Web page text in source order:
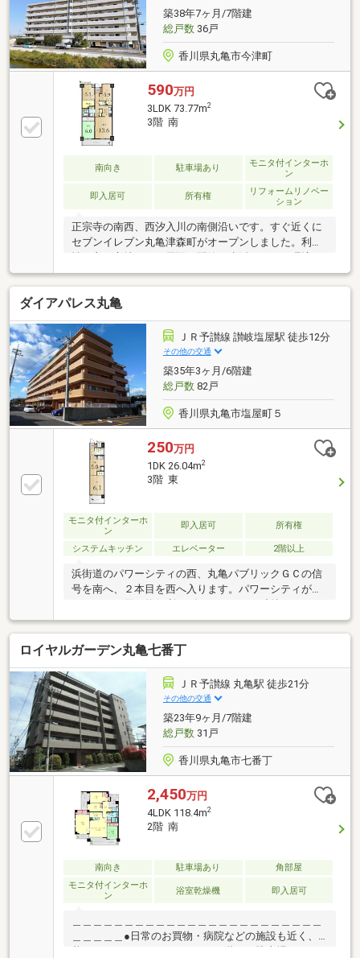
築38年7ヶ月/7階建
総戸数36戸
香川県丸亀市今津町
590万円
3LDK 73.77m2
3階 南
南向き 駐車場あり
モニタ付インターホ
ン
即入居可 所有権
リフォームリノベー
ション
正宗寺の南西、西汐入川の南側沿いです。すぐ近くに
セブンイレブン丸亀津森町がオープンしました。利便
整っています。建物は築年数が経過していますが穴吹
ハウジングサービスの全部委託管理で維持修繕含め管
理状態良好。共用部の掃除等も行き届いていてきれい
です。エントランス内には宅配ＢＯＸの設置もござい
ます。お部屋は３階の３ＬＤＫ。過去リフォーム履歴
があり、使用状態が良くそのままお住まいいただける
状態です。駐車場は敷地内平面区画を継承可能。周辺
にも月極駐車場がございますのでご入用の場合はご相
談ください。お問い合わせお待ちしております。
ダイアパレス丸亀
ＪＲ予讃線 讃岐塩屋駅 徒歩12分
その他の交通
築35年3ヶ月/6階建
総戸数82戸
香川県丸亀市塩屋町５
250万円
1DK 26.04m2
3階 東
モニタ付インターホ
ン
即入居可 所有権
システムキッチン エレベーター 2階以上
浜街道のパワーシティの西、丸亀パブリックＧＣの信
号を南へ、２本目を西へ入ります。パワーシティがす
タイルの外観がとてもきれいです。平成２２年には大
修繕工事も完工。維持管理状態が良好です。１階エン
トランスはオートロック。管理人さんも朝から夕方ま
での勤務で安心です。お部屋は３階、東向きの1Ｄ
Ｋ。独立したキッチンと洗濯機置場は室内にございま
す。収納スペースもあり一人暮らしですとゆったりし
ていますよ。リノベーションしてトイレを独立させた
りも可能です。クロスは貼り替え済みできれいです。
詳細に関してはお気軽にお問い合わせ下さい。
ロイヤルガーデン丸亀七番丁
ＪＲ予讃線 丸亀駅 徒歩21分
その他の交通
築23年9ヶ月/7階建
総戸数31戸
香川県丸亀市七番丁
2,450万円
4LDK 118.4m2
2階 南
南向き 駐車場あり
角部屋
モニタ付インターホ
ン
浴室乾燥機 即入居可
＿＿＿＿＿●日常のお買物・病院などの施設も近く、